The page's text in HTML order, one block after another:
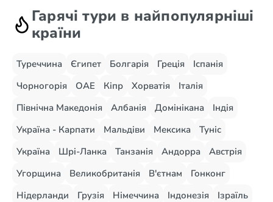
Гарячі тури в найпопулярніші
країни
Туреччина Єгипет Болгарія Греція
Іспанія
Чорногорія
ОАЕ Кіпр Хорватія
Італія
Північна Македонія
Албанія Домінікана
Індія
Україна - Карпати
Мальдіви Мексика
Туніс
Україна
Шрі-Ланка Танзанія Андорра
Австрія
Угорщина
Великобританія В'єтнам
Гонконг
Нідерланди
Грузія Німеччина Індонезія
Ізраїль